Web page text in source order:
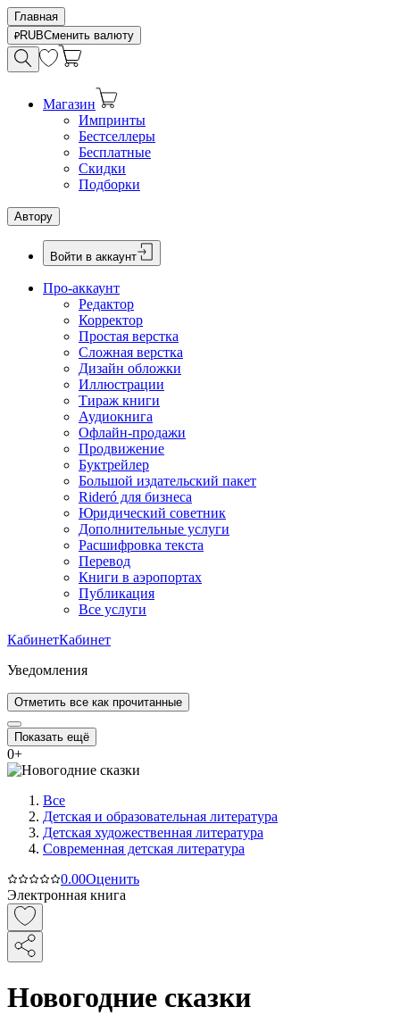
Главная
RUBСменить валюту
Магазин
Импринты
Бестселлеры
Бесплатные
Скидки
Подборки
Автору
Войти в аккаунт
Про-аккаунт
Редактор
Корректор
Простая верстка
Сложная верстка
Дизайн обложки
Иллюстрации
Тираж книги
Аудиокнига
Офлайн-продажи
Продвижение
Буктрейлер
Большой издательский пакет
Rideró для бизнеса
Юридический советник
Дополнительные услуги
Расшифровка текста
Перевод
Книги в аэропортах
Публикация
Все услуги
КабинетКабинет
Уведомления
Отметить все как прочитанные
Показать ещё
0+
Все
Детская и образовательная литература
Детская художественная литература
Современная детская литература
0.00Оценить
Электронная книга
Новогодние сказки